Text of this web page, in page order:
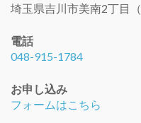
埼玉県吉川市美南2丁目（
電話
048-915-1784
お申し込み
フォームはこちら